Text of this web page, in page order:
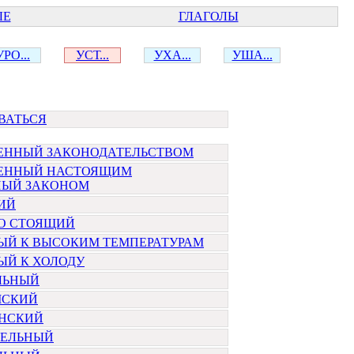
ГЛАГОЛЫ
УСТ... УХА... УША...
ЗАКОНОДАТЕЛЬСТВОМ
НАСТОЯЩИМ
ЗАКОНОМ
СТОЯЩИЙ
К ВЫСОКИМ ТЕМПЕРАТУРАМ
К ХОЛОДУ